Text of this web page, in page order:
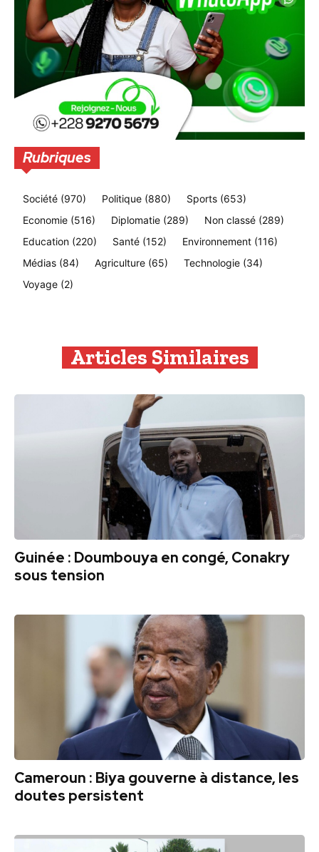
Rubriques
Société (970) Politique (880) Sports (653)
Economie (516) Diplomatie (289) Non classé (289)
Education (220) Santé (152) Environnement (116)
Médias (84) Agriculture (65) Technologie (34)
Voyage (2)
Articles Similaires
Guinée : Doumbouya en congé, Conakry
sous tension
Cameroun : Biya gouverne à distance, les
doutes persistent